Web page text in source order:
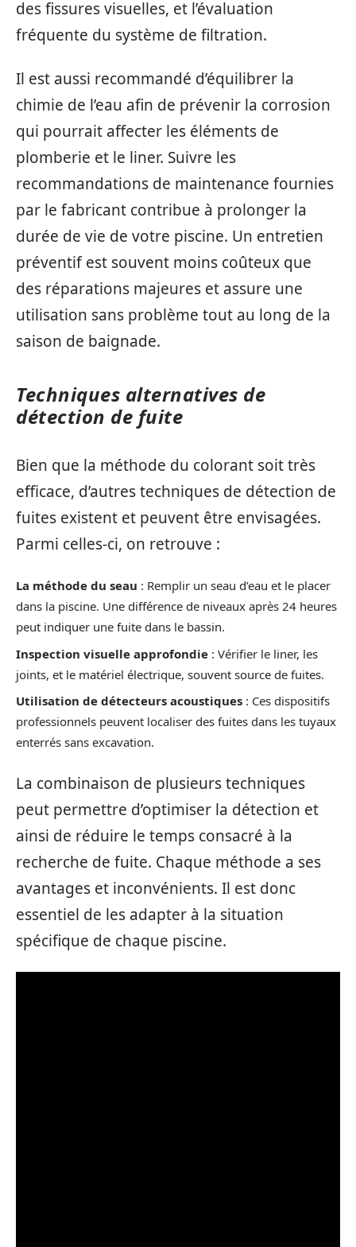
des fissures visuelles, et l’évaluation
fréquente du système de filtration.
Il est aussi recommandé d’équilibrer la
chimie de l’eau afin de prévenir la corrosion
qui pourrait affecter les éléments de
plomberie et le liner. Suivre les
recommandations de maintenance fournies
par le fabricant contribue à prolonger la
durée de vie de votre piscine. Un entretien
préventif est souvent moins coûteux que
des réparations majeures et assure une
utilisation sans problème tout au long de la
saison de baignade.
Techniques alternatives de
détection de fuite
Bien que la méthode du colorant soit très
efficace, d’autres techniques de détection de
fuites existent et peuvent être envisagées.
Parmi celles-ci, on retrouve :
La méthode du seau : Remplir un seau d’eau et le placer
dans la piscine. Une différence de niveaux après 24 heures
peut indiquer une fuite dans le bassin.
Inspection visuelle approfondie : Vérifier le liner, les
joints, et le matériel électrique, souvent source de fuites.
Utilisation de détecteurs acoustiques : Ces dispositifs
professionnels peuvent localiser des fuites dans les tuyaux
enterrés sans excavation.
La combinaison de plusieurs techniques
peut permettre d’optimiser la détection et
ainsi de réduire le temps consacré à la
recherche de fuite. Chaque méthode a ses
avantages et inconvénients. Il est donc
essentiel de les adapter à la situation
spécifique de chaque piscine.